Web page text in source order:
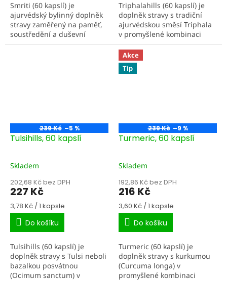
Smriti (60 kapslí) je
ajurvédský bylinný doplněk
stravy zaměřený na paměť,
soustředění a duševní
výkon. Kombinace tradičně
Triphalahills (60 kapslí) je
doplněk stravy s tradiční
ajurvédskou směsí Triphala
v promyšlené kombinaci
extraktu a sušeného prášku
z plodů. Triphala je v
ajurvédě ceněná pro...
239 Kč –5 %
Tulsihills, 60 kapslí
Skladem
202,68 Kč bez DPH
227 Kč
Měrná
cena:
3,78 Kč / 1 kapsle
Do košíku
Tulsihills (60 kapslí) je
doplněk stravy s Tulsi neboli
bazalkou posvátnou
(Ocimum sanctum) v
Akce
Tip
239 Kč –9 %
Turmeric, 60 kapslí
Skladem
192,86 Kč bez DPH
216 Kč
Měrná
cena:
3,60 Kč / 1 kapsle
Do košíku
Turmeric (60 kapslí) je
doplněk stravy s kurkumou
(Curcuma longa) v
promyšlené kombinaci